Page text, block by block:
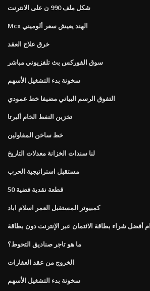
شكل ملف 990 ن على الانترنت
Mcx الهند يعيش سعر ألوميني
خرق علاج العقد
سوق الفوركس بث تلفزيوني مباشر
سخونة بدء التشغيل الأسهم
التفوق الرسم البياني مضيفا خط عمودي
تخزين النفط الخام ألبرتا
خط ساخن المقاولين
لنا سندات الخزانة معدلات التاريخ
مستقبل استراتيجية الحرب
50 قطعة نقدية فضية
كمبيوتر المستقبل العمر اسلام اباد
أفضل شراء بطاقة الائتمان عبر الإنترنت دون بطاقة
ما هو تاجر صناديق التحوط؟
الخروج من عقد العقارات
سخونة بدء التشغيل الأسهم